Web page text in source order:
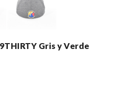
Gris y Verde